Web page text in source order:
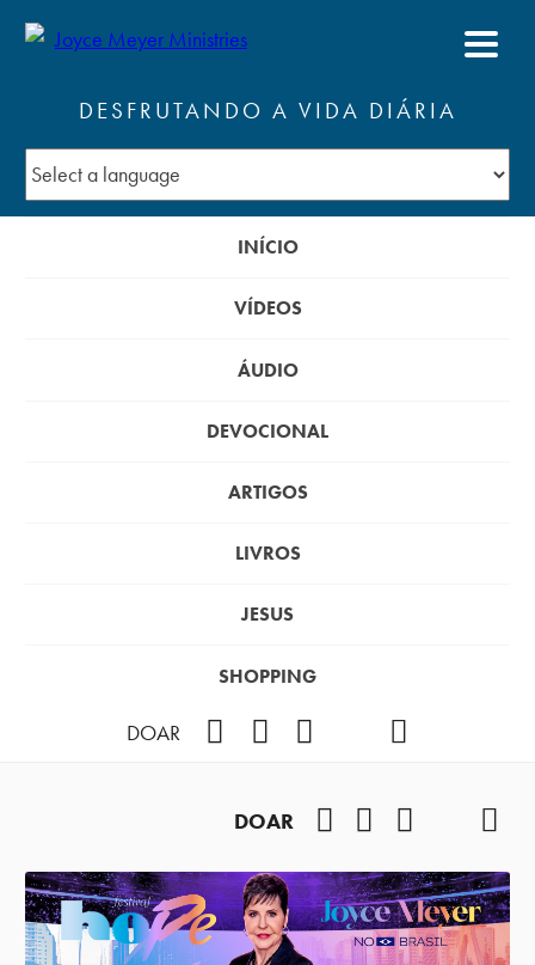
DESFRUTANDO A VIDA DIÁRIA
INÍCIO
VÍDEOS
ÁUDIO
DEVOCIONAL
ARTIGOS
LIVROS
JESUS
SHOPPING
DOAR
DOAR